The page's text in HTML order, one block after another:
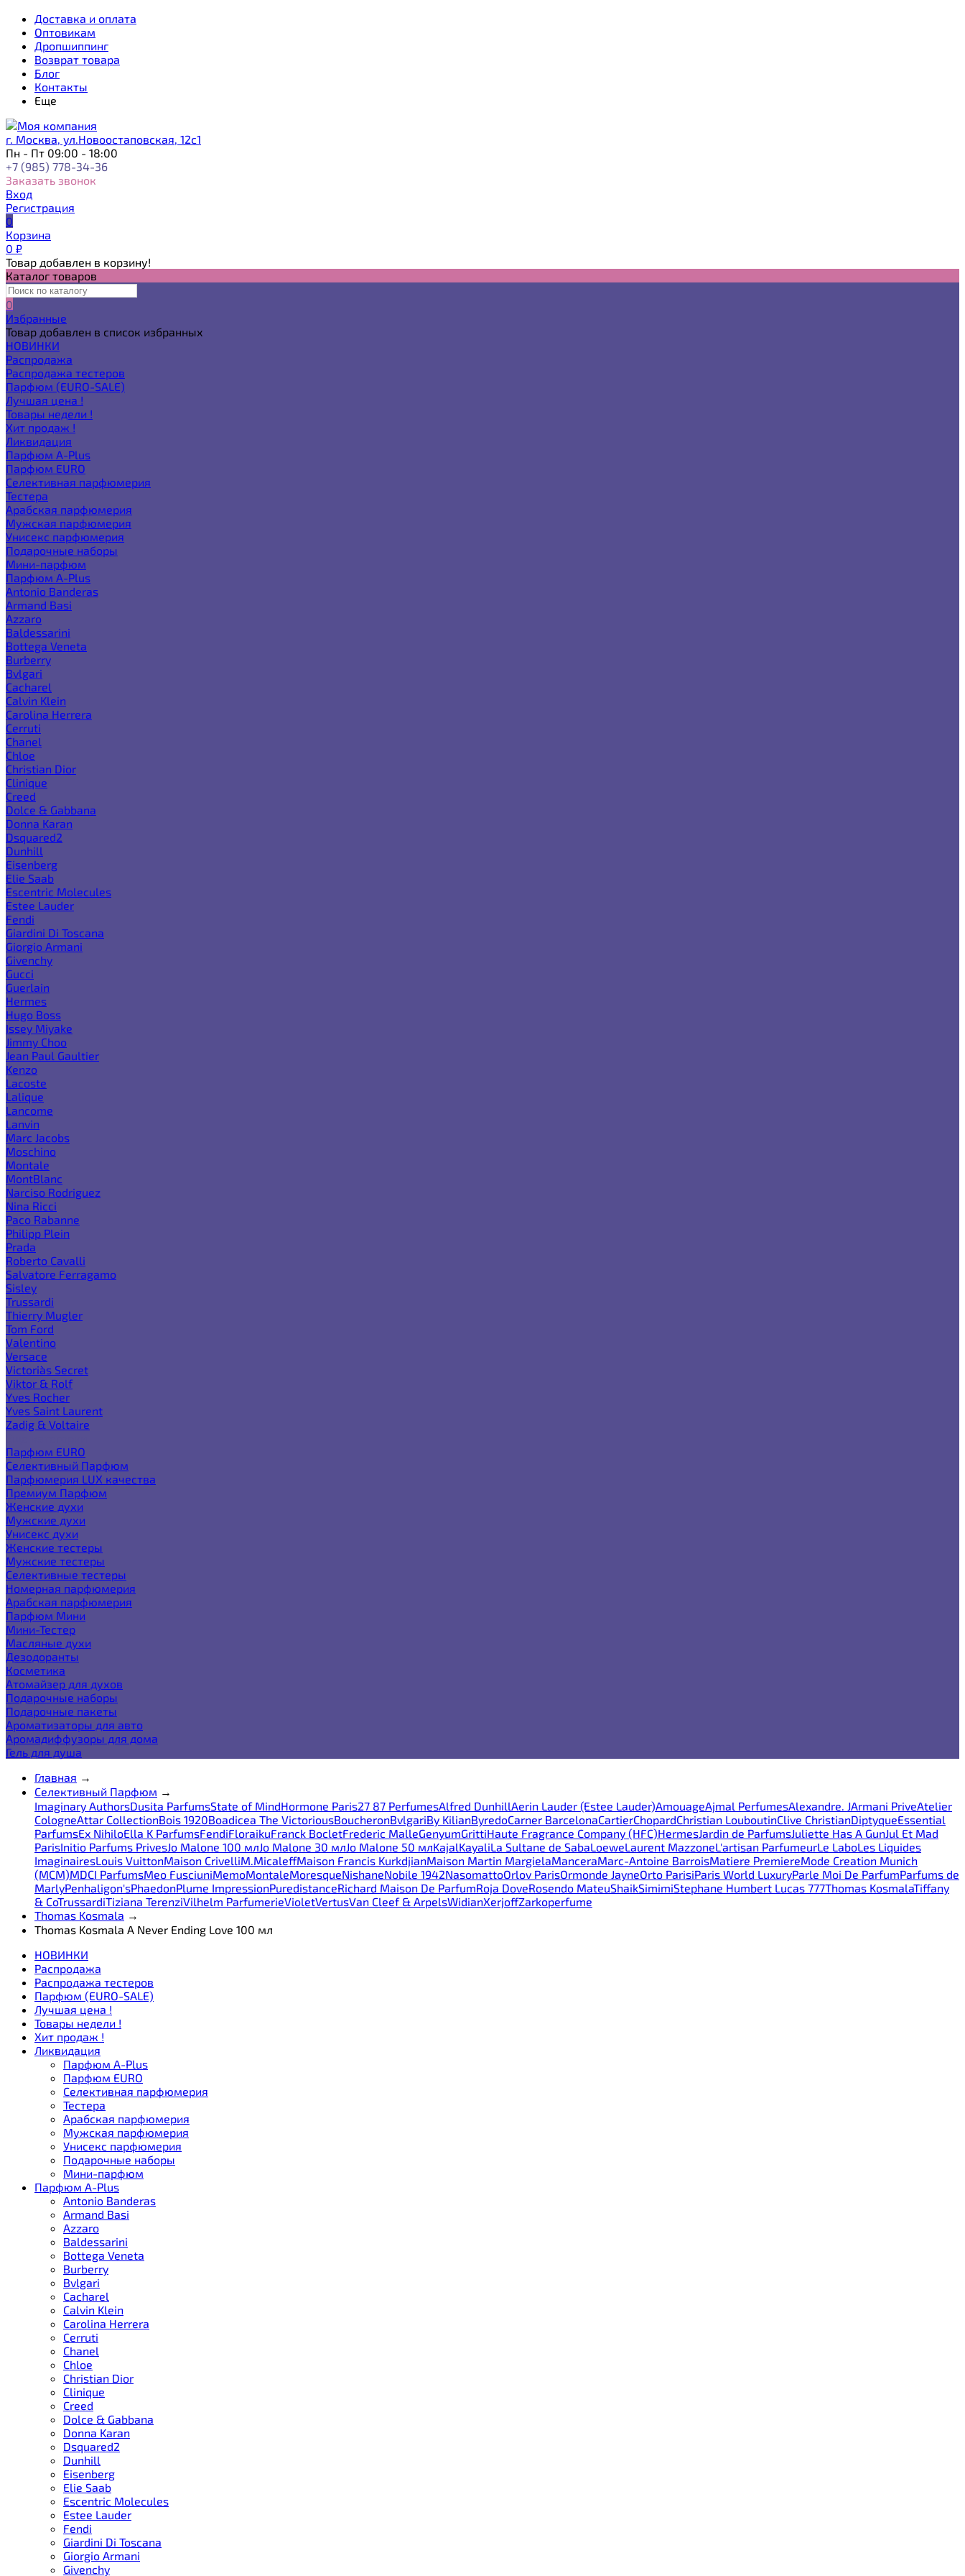
Доставка и оплата
Оптовикам
Дропшиппинг
Возврат товара
Блог
Контакты
Еще
г. Москва, ул.Новоостаповская, 12с1
Пн - Пт 09:00 - 18:00
+7 (985) 778-34-36
Заказать звонок
Вход
Регистрация
0
Корзина
0 ₽
Товар добавлен в корзину!
Каталог товаров
0
Избранные
Товар добавлен в список избранных
НОВИНКИ
Распродажа
Распродажа тестеров
Парфюм (EURO-SALE)
Лучшая цена !
Товары недели !
Хит продаж !
Ликвидация
Парфюм A-Plus
Парфюм EURO
Селективная парфюмерия
Тестера
Арабская парфюмерия
Мужская парфюмерия
Унисекс парфюмерия
Подарочные наборы
Мини-парфюм
Парфюм A-Plus
Antonio Banderas
Armand Basi
Azzaro
Baldessarini
Bottega Veneta
Burberry
Bvlgari
Cacharel
Calvin Klein
Carolina Herrera
Cerruti
Chanel
Chloe
Christian Dior
Clinique
Creed
Dolce & Gabbana
Donna Karan
Dsquared2
Dunhill
Eisenberg
Elie Saab
Escentric Molecules
Estee Lauder
Fendi
Giardini Di Toscana
Giorgio Armani
Givenchy
Gucci
Guerlain
Hermes
Hugo Boss
Issey Miyake
Jimmy Choo
Jean Paul Gaultier
Kenzo
Lacoste
Lalique
Lancome
Lanvin
Marc Jacobs
Moschino
Montale
MontBlanc
Narciso Rodriguez
Nina Ricci
Paco Rabanne
Philipp Plein
Prada
Roberto Cavalli
Salvatore Ferragamo
Sisley
Trussardi
Thierry Mugler
Tom Ford
Valentino
Versace
Victoria`s Secret
Viktor & Rolf
Yves Rocher
Yves Saint Laurent
Zadig & Voltaire
Парфюм EURO
Селективный Парфюм
Парфюмерия LUX качества
Премиум Парфюм
Женские духи
Мужские духи
Унисекс духи
Женские тестеры
Мужские тестеры
Селективные тестеры
Номерная парфюмерия
Арабская парфюмерия
Парфюм Мини
Мини-Тестер
Масляные духи
Дезодоранты
Косметика
Атомайзер для духов
Подарочные наборы
Подарочные пакеты
Ароматизаторы для авто
Аромадиффузоры для дома
Гель для душа
Главная →
Селективный Парфюм →
Imaginary AuthorsDusita ParfumsState of MindHormone Paris27 87 PerfumesAlfred DunhillAerin Lauder (Estee Lauder)AmouageAjmal PerfumesAlexandre. JArmani PriveAtelier
CologneAttar CollectionBois 1920Boadicea The VictoriousBoucheronBvlgariBy KilianByredoCarner BarcelonaCartierChopardChristian LouboutinClive ChristianDiptyqueEssential
ParfumsEx NihiloElla K ParfumsFendiFloraikuFranck BocletFrederic MalleGenyumGrittiHaute Fragrance Company (HFC)HermesJardin de ParfumsJuliette Has A GunJul Et Mad
ParisInitio Parfums PrivesJo Malone 100 млJo Malone 30 млJo Malone 50 млKajalKayaliLa Sultane de SabaLoeweLaurent MazzoneL'artisan ParfumeurLe LaboLes Liquides
ImaginairesLouis VuittonMaison CrivelliM.MicaleffMaison Francis KurkdjianMaison Martin MargielaManceraMarc-Antoine BarroisMatiere PremiereMode Creation Munich
(MCM)MDCI ParfumsMeo FusciuniMemoMontaleMoresqueNishaneNobile 1942NasomattoOrlov ParisOrmonde JayneOrto ParisiParis World LuxuryParle Moi De ParfumParfums de
MarlyPenhaligon'sPhaedonPlume ImpressionPuredistanceRichard Maison De ParfumRoja DoveRosendo MateuShaikSimimiStephane Humbert Lucas 777Thomas KosmalaTiffany
& CoTrussardiTiziana TerenziVilhelm ParfumerieVioletVertusVan Cleef & ArpelsWidianXerjoffZarkoperfume
Thomas Kosmala →
Thomas Kosmala A Never Ending Love 100 мл
НОВИНКИ
Распродажа
Распродажа тестеров
Парфюм (EURO-SALE)
Лучшая цена !
Товары недели !
Хит продаж !
Ликвидация
Парфюм A-Plus
Парфюм EURO
Селективная парфюмерия
Тестера
Арабская парфюмерия
Мужская парфюмерия
Унисекс парфюмерия
Подарочные наборы
Мини-парфюм
Парфюм A-Plus
Antonio Banderas
Armand Basi
Azzaro
Baldessarini
Bottega Veneta
Burberry
Bvlgari
Cacharel
Calvin Klein
Carolina Herrera
Cerruti
Chanel
Chloe
Christian Dior
Clinique
Creed
Dolce & Gabbana
Donna Karan
Dsquared2
Dunhill
Eisenberg
Elie Saab
Escentric Molecules
Estee Lauder
Fendi
Giardini Di Toscana
Giorgio Armani
Givenchy